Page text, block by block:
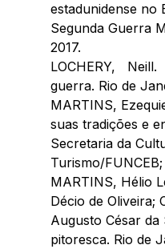
estadunidense no
Segunda Guerra
2017.
LOCHERY,
guerra. Rio de
MARTINS,
suas tradições e
Secretaria da
Turismo/
MARTINS, Hélio
Décio de Oliveira;
Augusto César
pitoresca. Rio de